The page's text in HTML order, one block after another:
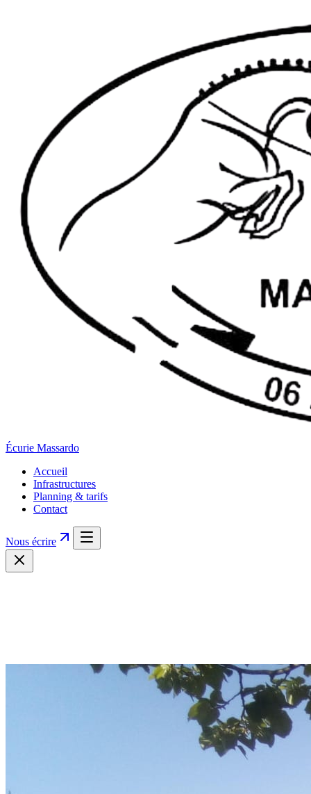
Écurie Massardo
Accueil
Infrastructures
Planning & tarifs
Contact
Nous écrire